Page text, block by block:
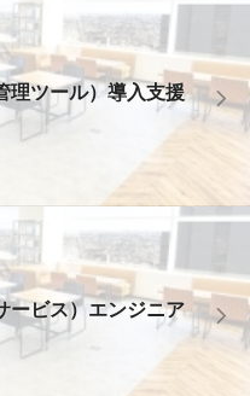
理ツール）導入支援
ービス）エンジニア